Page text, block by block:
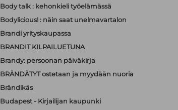
Body talk : kehonkieli työelämässä
Bodylicious! : näin saat unelmavartalon
Brandi yrityskaupassa
BRANDIT KILPAILUETUNA
Brandy: persoonan päiväkirja
BRÄNDÄTYT ostetaan ja myydään nuoria
Brändikäs
Budapest - Kirjailijan kaupunki